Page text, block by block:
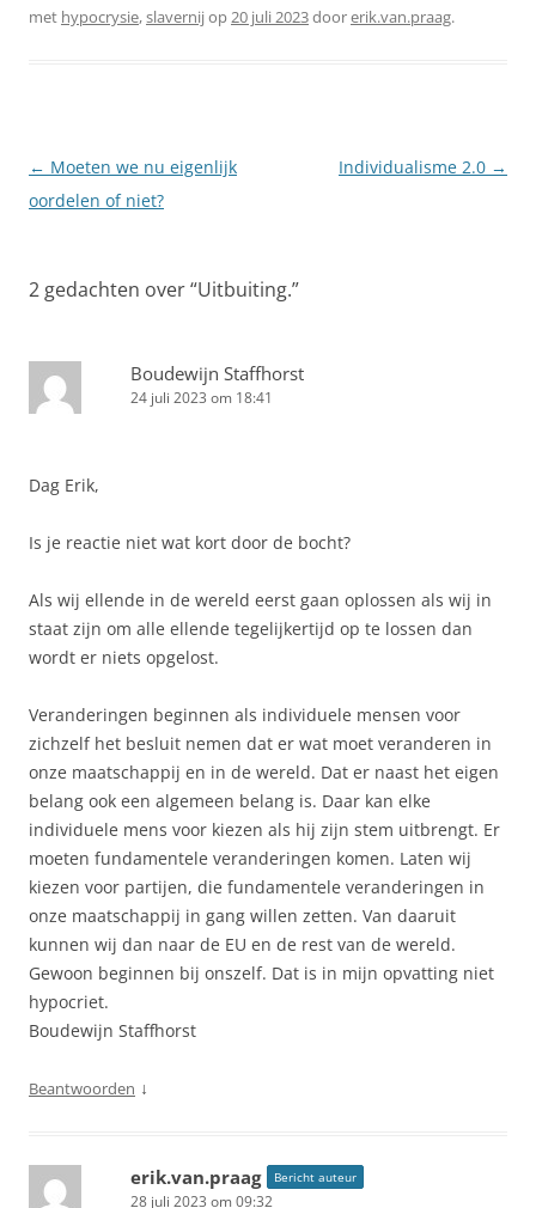
met hypocrysie,slavernijop20 juli 2023doorerik.van.praag.
Berichtnavigatie
← Moeten we nu eigenlijk
oordelen of niet?
Individualisme 2.0 →
2 gedachten over “Uitbuiting.”
Boudewijn Staffhorst
24 juli 2023 om 18:41
Dag Erik,
Is je reactie niet wat kort door de bocht?
Als wij ellende in de wereld eerst gaan oplossen als wij in
staat zijn om alle ellende tegelijkertijd op te lossen dan
wordt er niets opgelost.
Veranderingen beginnen als individuele mensen voor
zichzelf het besluit nemen dat er wat moet veranderen in
onze maatschappij en in de wereld. Dat er naast het eigen
belang ook een algemeen belang is. Daar kan elke
individuele mens voor kiezen als hij zijn stem uitbrengt. Er
moeten fundamentele veranderingen komen. Laten wij
kiezen voor partijen, die fundamentele veranderingen in
onze maatschappij in gang willen zetten. Van daaruit
kunnen wij dan naar de EU en de rest van de wereld.
Gewoon beginnen bij onszelf. Dat is in mijn opvatting niet
hypocriet.
Boudewijn Staffhorst
Beantwoorden ↓
erik.van.praag Bericht auteur
28 juli 2023 om 09:32